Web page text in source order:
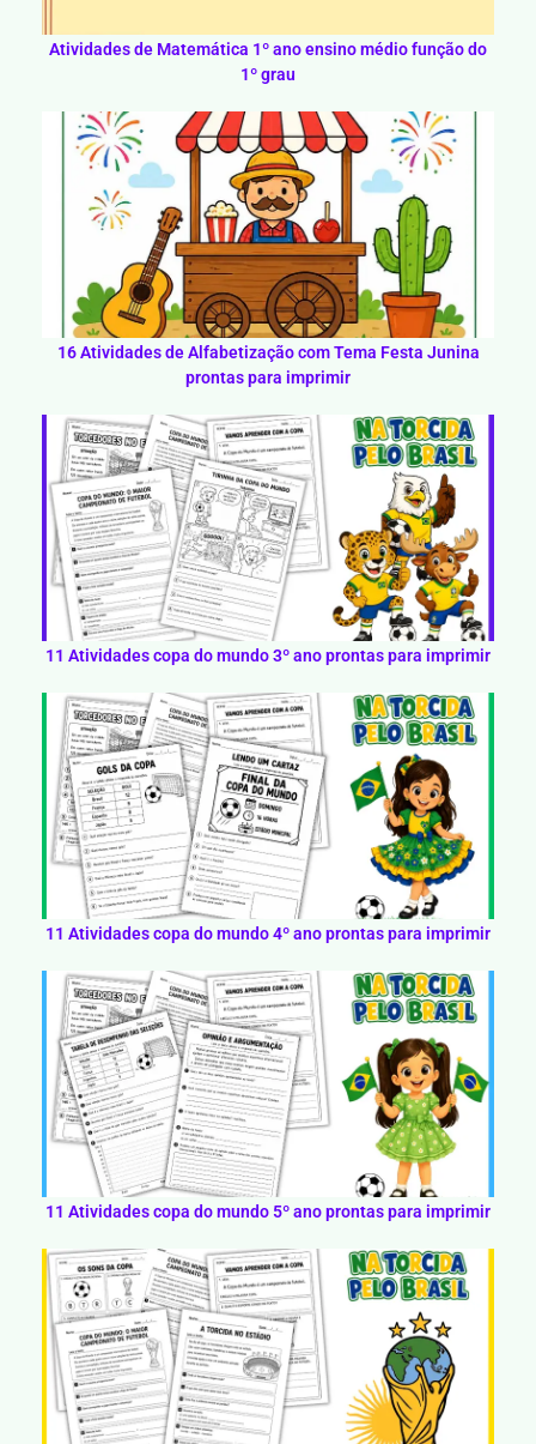
Atividades de Matemática 1º ano ensino médio função do
1º grau
16 Atividades de Alfabetização com Tema Festa Junina
prontas para imprimir
11 Atividades copa do mundo 3º ano prontas para imprimir
11 Atividades copa do mundo 4º ano prontas para imprimir
11 Atividades copa do mundo 5º ano prontas para imprimir